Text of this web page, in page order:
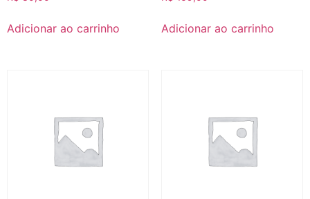
Adicionar ao carrinho Adicionar ao carrinho